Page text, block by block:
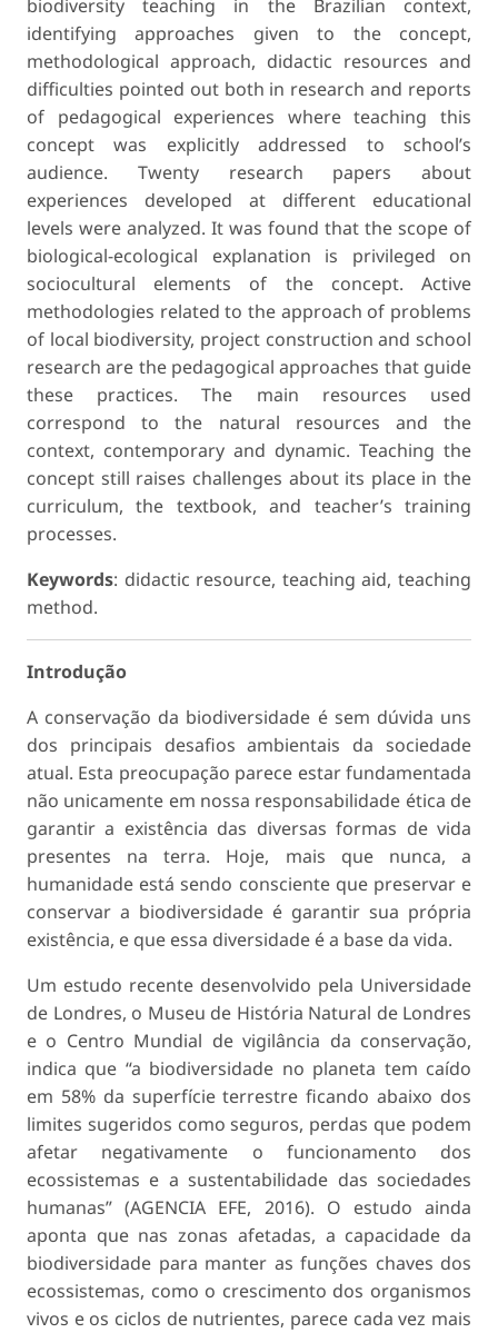
biodiversity teaching in the Brazilian context,
identifying approaches given to the concept,
methodological approach, didactic resources and
difficulties pointed out both in research and reports
of pedagogical experiences where teaching this
concept was explicitly addressed to school’s
audience. Twenty research papers about
experiences developed at different educational
levels were analyzed. It was found that the scope of
biological-ecological explanation is privileged on
sociocultural elements of the concept. Active
methodologies related to the approach of problems
of local biodiversity, project construction and school
research are the pedagogical approaches that guide
these practices. The main resources used
correspond to the natural resources and the
context, contemporary and dynamic. Teaching the
concept still raises challenges about its place in the
curriculum, the textbook, and teacher’s training
processes.
Keywords: didactic resource, teaching aid, teaching
method.
Introdução
A conservação da biodiversidade é sem dúvida uns
dos principais desafios ambientais da sociedade
atual. Esta preocupação parece estar fundamentada
não unicamente em nossa responsabilidade ética de
garantir a existência das diversas formas de vida
presentes na terra. Hoje, mais que nunca, a
humanidade está sendo consciente que preservar e
conservar a biodiversidade é garantir sua própria
existência, e que essa diversidade é a base da vida.
Um estudo recente desenvolvido pela Universidade
de Londres, o Museu de História Natural de Londres
e o Centro Mundial de vigilância da conservação,
indica que “a biodiversidade no planeta tem caído
em 58% da superfície terrestre ficando abaixo dos
limites sugeridos como seguros, perdas que podem
afetar negativamente o funcionamento dos
ecossistemas e a sustentabilidade das sociedades
humanas” (AGENCIA EFE, 2016). O estudo ainda
aponta que nas zonas afetadas, a capacidade da
biodiversidade para manter as funções chaves dos
ecossistemas, como o crescimento dos organismos
vivos e os ciclos de nutrientes, parece cada vez mais